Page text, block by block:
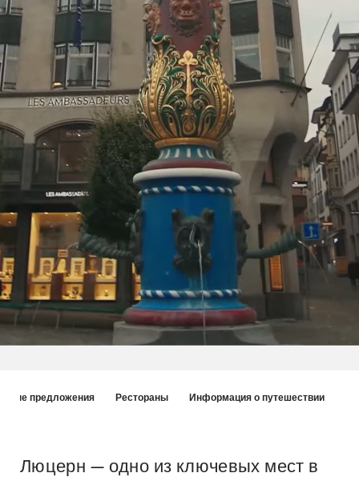
предложения Рестораны Информация о путешествии
Intro
Люцерн — одно из ключевых мест в